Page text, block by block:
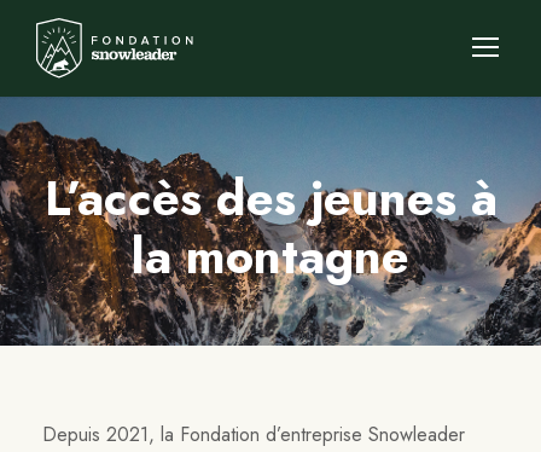
L’accès des jeunes à
la montagne
Depuis 2021, la Fondation d’entreprise Snowleader